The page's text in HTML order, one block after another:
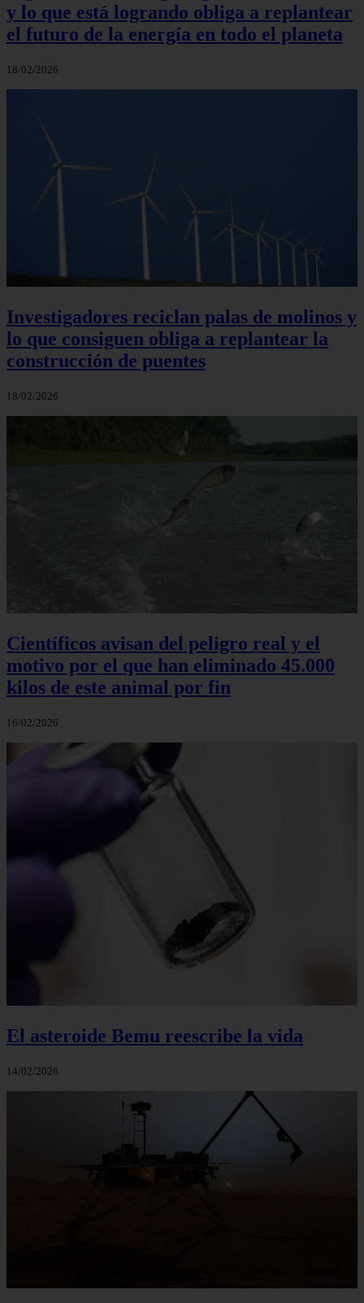
y lo que está logrando obliga a replantear
el futuro de la energía en todo el planeta
18/02/2026
Investigadores reciclan palas de molinos y
lo que consiguen obliga a replantear la
construcción de puentes
18/02/2026
Científicos avisan del peligro real y el
motivo por el que han eliminado 45.000
kilos de este animal por fin
16/02/2026
El asteroide Bemu reescribe la vida
14/02/2026